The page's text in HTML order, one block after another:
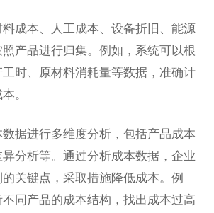
成本、人工成本、设备折旧、能源
产品进行归集。例如，系统可以根
时、原材料消耗量等数据，准确计
。
据进行多维度分析，包括产品成本
分析等。通过分析成本数据，企业
关键点，采取措施降低成本。例
同产品的成本结构，找出成本过高